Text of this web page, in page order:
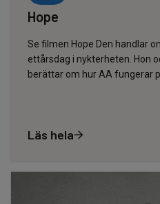
Hope
Se filmen Hope Den handlar
ettårsdag i nykterheten. Hon
berättar om hur AA fungerar
Läs hela